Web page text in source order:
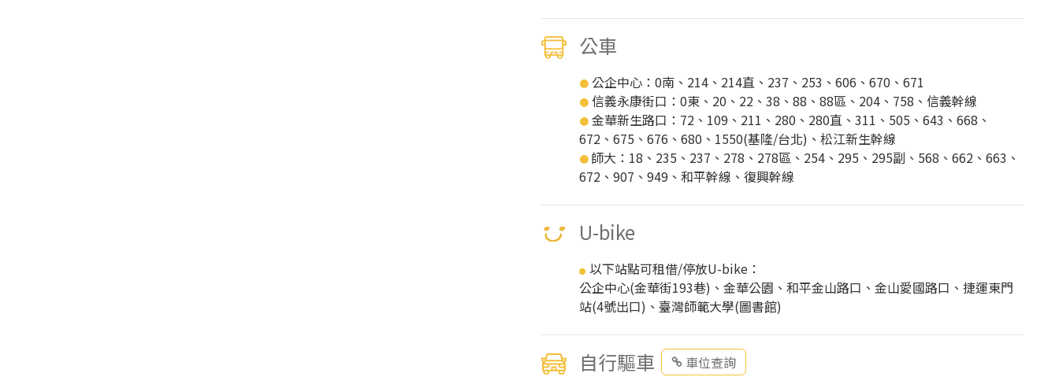
公車
● 公企中心：0南、214、214直、237、253、606、670、671
● 信義永康街口：0東、20、22、38、88、88區、204、758、信義幹線
● 金華新生路口：72、109、211、280、280直、311、505、643、668、
672、675、676、680、1550(基隆/台北)、松江新生幹線
● 師大：18、235、237、278、278區、254、295、295副、568、662、663、
672、907、949、和平幹線、復興幹線
U-bike
● 以下站點可租借/停放U-bike：
公企中心(金華街193巷)、金華公園、和平金山路口、金山愛國路口、捷運東門
站(4號出口)、臺灣師範大學(圖書館)
自行驅車
車位查詢